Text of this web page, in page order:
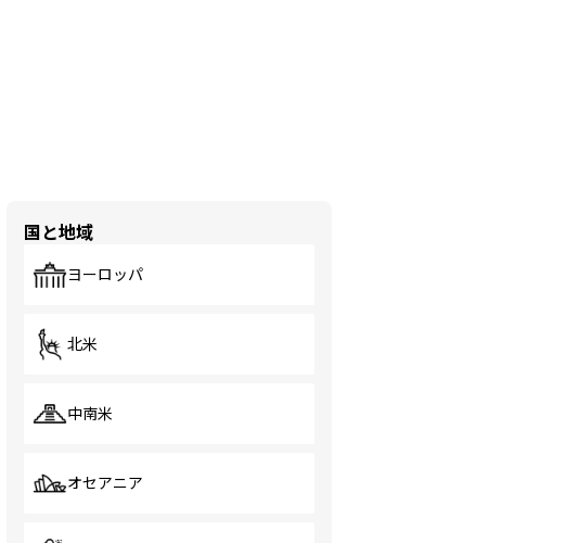
国と地域
ヨーロッパ
北米
中南米
オセアニア